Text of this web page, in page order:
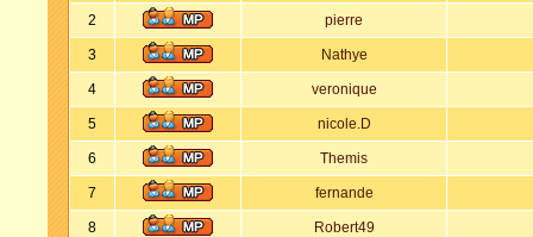
2 pierre
3 Nathye
4 veronique
5 nicole.D
6 Themis
7 fernande
8 Robert49